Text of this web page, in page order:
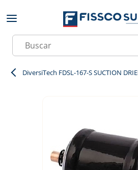
Skip to main content
Site Search
DiversiTech FDSL-167-S SUCTION